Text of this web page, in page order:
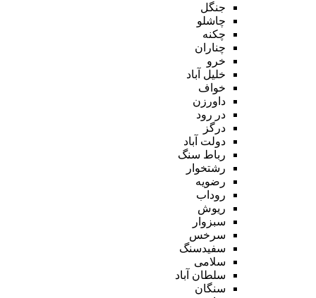
جنگل
چاشلو
چکنه
چناران
خرو
خلیل آباد
خواف
داورزن
در رود
درگز
دولت آباد
رباط سنگ
رشتخوار
رضویه
روداب
ریوش
سبزوار
سرخس
سفیدسنگ
سلامی
سلطان آباد
سنگان